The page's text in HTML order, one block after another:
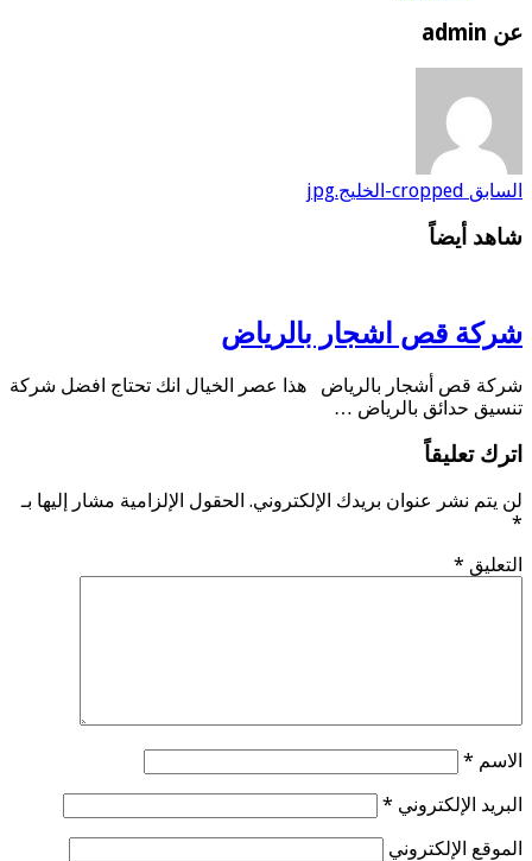
عن admin
السابق
شاهد أيضاً
شركة قص اشجار بالرياض
شركة قص أشجار بالرياض هذا عصر الخيال انك تحتاج افضل شركة
تنسيق حدائق بالرياض …
اترك تعليقاً
لن يتم نشر عنوان بريدك الإلكتروني. الحقول الإلزامية مشار إليها بـ
*
التعليق *
الاسم *
البريد الإلكتروني *
الموقع الإلكتروني